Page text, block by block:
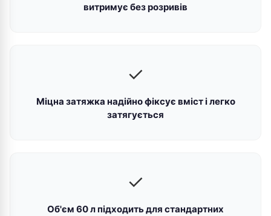
витримує без розривів
✓
Міцна затяжка надійно фіксує вміст і легко
затягується
✓
Об'єм 60 л підходить для стандартних